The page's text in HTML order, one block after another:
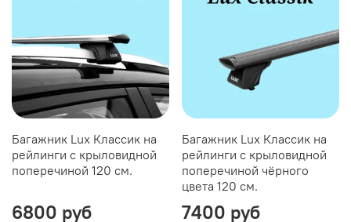
Багажник Lux Классик на
рейлинги с крыловидной
поперечиной 120 см.
6800 руб
Багажник Lux Классик на
рейлинги с крыловидной
поперечиной чёрного
цвета 120 см.
7400 руб